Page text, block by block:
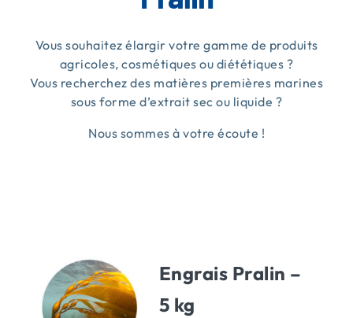
MATIÈRES PREMIÈRES MARINES
NOS PRODUITS
CONTACT
Vous souhaitez élargir votre gamme de produits
agricoles, cosmétiques ou diététiques ?
Vous recherchez des matières premières marines
sous forme d’extrait sec ou liquide ?
Nous sommes à votre écoute !
Engrais Pralin –
5 kg